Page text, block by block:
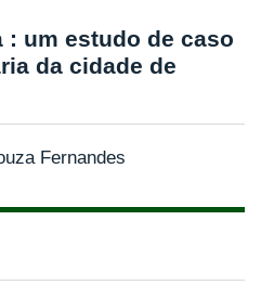
: um estudo de caso
da cidade de
Fernandes